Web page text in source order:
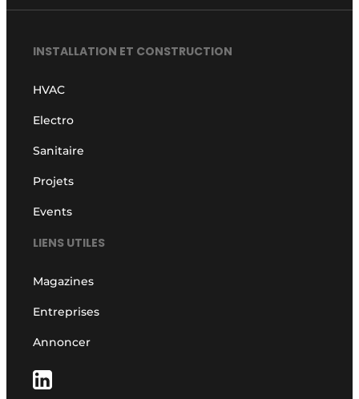
INSTALLATION ET CONSTRUCTION
HVAC
Electro
Sanitaire
Projets
Events
LIENS UTILES
Magazines
Entreprises
Annoncer